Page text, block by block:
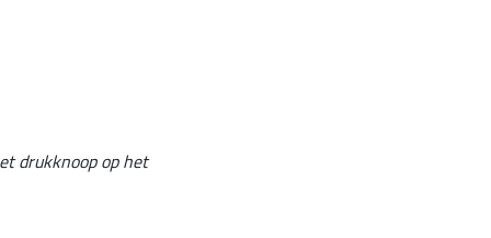
drukknoop op het